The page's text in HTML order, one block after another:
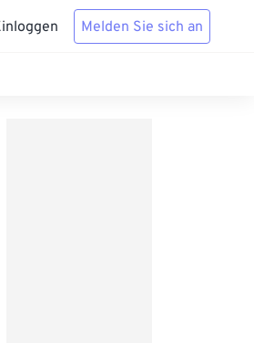
Melden Sie sich an